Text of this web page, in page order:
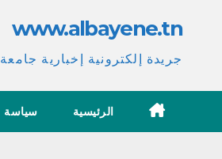
www.albayene.tn
جريدة إلكترونية إخبارية جامعة
الرئيسية سياسة